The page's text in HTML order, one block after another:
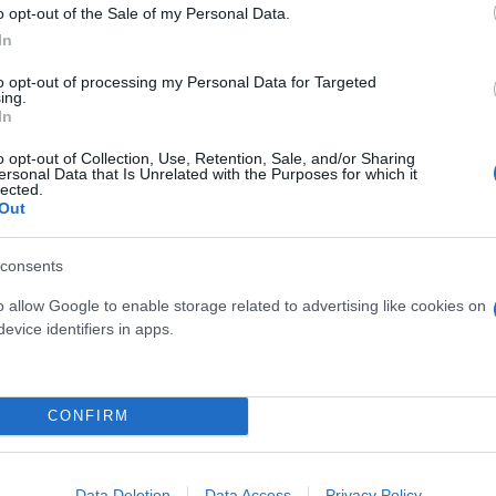
opt-out of the Sale of my Personal Data.
opt-out of processing my Personal Data for Targeted
opt-out of Collection, Use, Retention, Sale, and/or Sharing
Data that Is Unrelated with the Purposes for which it
allow Google to enable storage related to advertising like cookies on
identifiers in apps.
CONFIRM
Αμμόχωστος «Λας Βέγκας» και ο Βασιλιάς
Αμμόχωστος